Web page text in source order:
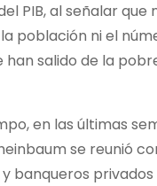
PIB, al señalar que
población ni el
han salido de la
en las últimas
se reunió
banqueros